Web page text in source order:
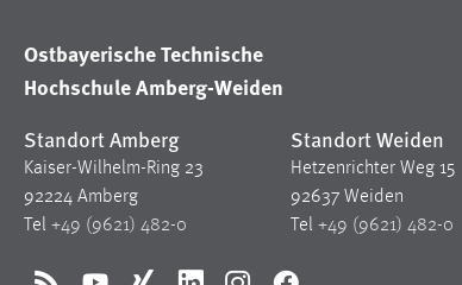
Ostbayerische Technische
Hochschule Amberg-Weiden
Standort Amberg
Kaiser-Wilhelm-Ring 23
92224 Amberg
Tel +49 (9621) 482-0
Standort Weiden
Hetzenrichter Weg 15
92637 Weiden
Tel +49 (9621) 482-0
Chat
Name:
MibewSessionID, MIBEW_UserID,
mibew_locale, mibew-chat-frame-style-
5e9dbeb1811c0446
nutzen zu können.